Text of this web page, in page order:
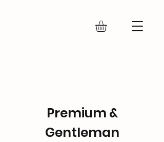
Premium &
Gentleman